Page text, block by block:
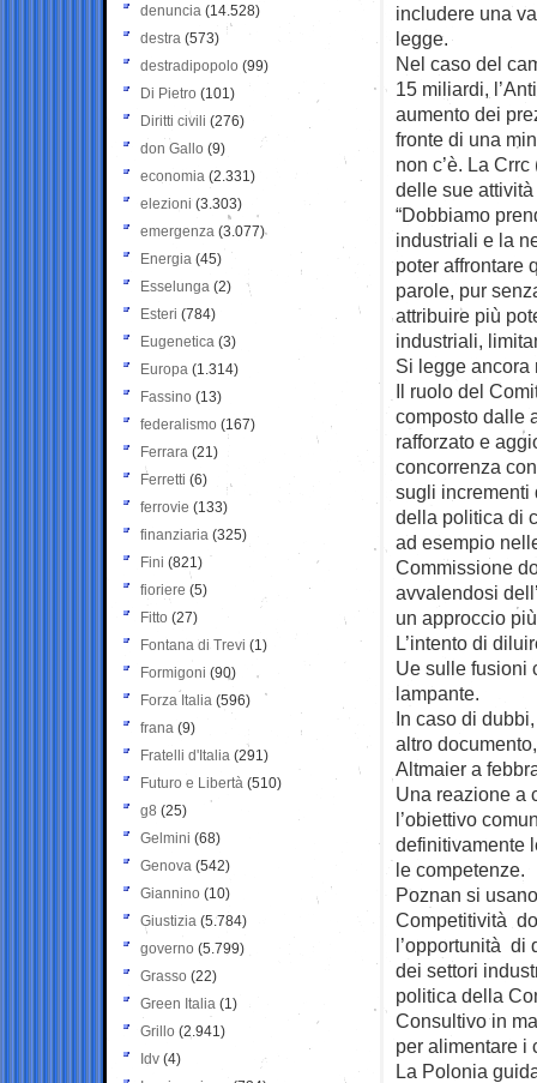
includere una
legge.
Nel caso del
15 miliardi,
aumento dei
fronte di una
non c’è. La
delle sue
“Dobbiamo
industriali e la
poter affrontare
parole, pur
attribuire più
industriali,
Si legge ancora
Il ruolo del
composto dalle
rafforzato e
concorrenza
sugli incrementi
della politica di
ad esempio
Commissione
avvalendosi
un approccio
L’intento di
Ue sulle fusioni
lampante.
In caso di
altro
Altmaier a
Una reazione a
l’obiettivo
definitivamente
le competenze.
Poznan si
Competitività
l’opportunità di
dei settori
politica della
Consultivo in
per alimentare i
La Polonia
denuncia (14.528)
destra (573)
destradipopolo (99)
Di Pietro (101)
Diritti civili (276)
don Gallo (9)
economia (2.331)
elezioni (3.303)
emergenza (3.077)
Energia (45)
Esselunga (2)
Esteri (784)
Eugenetica (3)
Europa (1.314)
Fassino (13)
federalismo (167)
Ferrara (21)
Ferretti (6)
ferrovie (133)
finanziaria (325)
Fini (821)
fioriere (5)
Fitto (27)
Fontana di Trevi (1)
Formigoni (90)
Forza Italia (596)
frana (9)
Fratelli d'Italia (291)
Futuro e Libertà (510)
g8 (25)
Gelmini (68)
Genova (542)
Giannino (10)
Giustizia (5.784)
governo (5.799)
Grasso (22)
Green Italia (1)
Grillo (2.941)
Idv (4)